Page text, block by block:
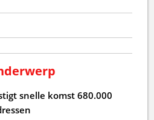
snelle komst 680.000